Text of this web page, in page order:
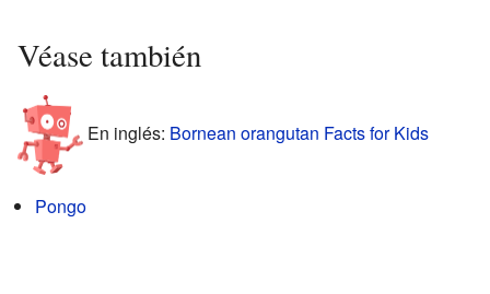
Véase también
En inglés: Bornean orangutan Facts for Kids
Pongo